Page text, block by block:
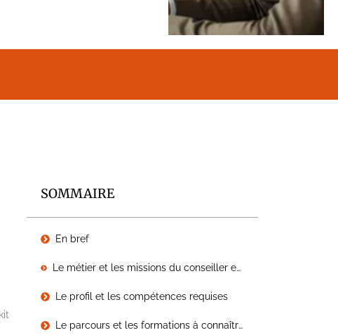
SOMMAIRE
En bref
Le métier et les missions du conseiller en développement durable
Le profil et les compétences requises
Le parcours et les formations à connaître